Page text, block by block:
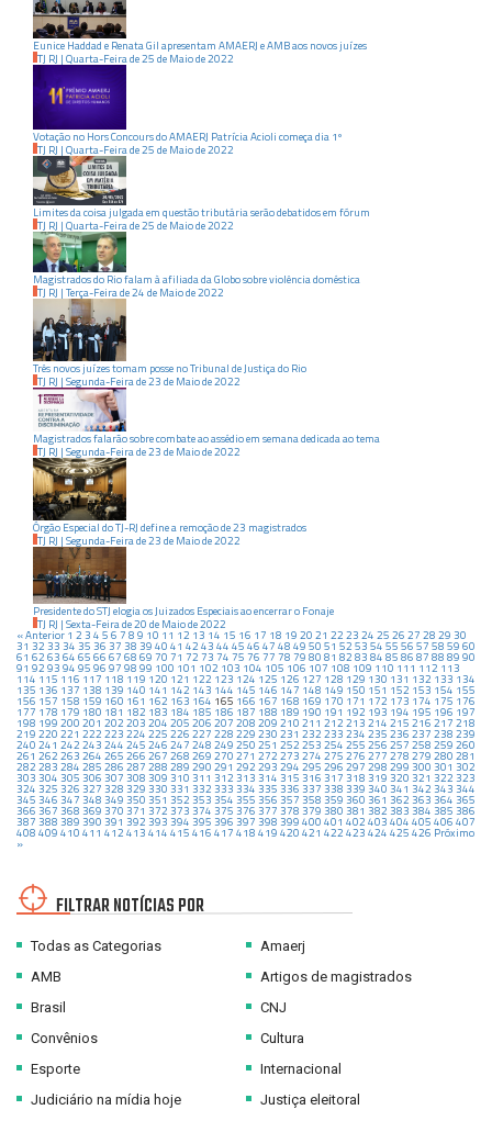
Eunice Haddad e Renata Gil apresentam AMAERJ e AMB aos novos juízes
TJ RJ | Quarta-Feirade25 de Maiode2022
Votação no Hors Concours do AMAERJ Patrícia Acioli começa dia 1º
TJ RJ | Quarta-Feirade25 de Maiode2022
Limites da coisa julgada em questão tributária serão debatidos em fórum
TJ RJ | Quarta-Feirade25 de Maiode2022
Magistrados do Rio falam à afiliada da Globo sobre violência doméstica
TJ RJ | Terça-Feirade24 de Maiode2022
Três novos juízes tomam posse no Tribunal de Justiça do Rio
TJ RJ | Segunda-Feirade23 de Maiode2022
Magistrados falarão sobre combate ao assédio em semana dedicada ao tema
TJ RJ | Segunda-Feirade23 de Maiode2022
Órgão Especial do TJ-RJ define a remoção de 23 magistrados
TJ RJ | Segunda-Feirade23 de Maiode2022
Presidente do STJ elogia os Juizados Especiais ao encerrar o Fonaje
TJ RJ | Sexta-Feirade20 de Maiode2022
« Anterior 1 2 3 4 5 6 7 8 9 10 11 12 13 14 15 16 17 18 19 20 21 22 23 24 25 26 27 28 29 30
31 32 33 34 35 36 37 38 39 40 41 42 43 44 45 46 47 48 49 50 51 52 53 54 55 56 57 58 59 60
61 62 63 64 65 66 67 68 69 70 71 72 73 74 75 76 77 78 79 80 81 82 83 84 85 86 87 88 89 90
91 92 93 94 95 96 97 98 99 100 101 102 103 104 105 106 107 108 109 110 111 112 113
114 115 116 117 118 119 120 121 122 123 124 125 126 127 128 129 130 131 132 133 134
135 136 137 138 139 140 141 142 143 144 145 146 147 148 149 150 151 152 153 154 155
156 157 158 159 160 161 162 163 164 165 166 167 168 169 170 171 172 173 174 175 176
177 178 179 180 181 182 183 184 185 186 187 188 189 190 191 192 193 194 195 196 197
198 199 200 201 202 203 204 205 206 207 208 209 210 211 212 213 214 215 216 217 218
219 220 221 222 223 224 225 226 227 228 229 230 231 232 233 234 235 236 237 238 239
240 241 242 243 244 245 246 247 248 249 250 251 252 253 254 255 256 257 258 259 260
261 262 263 264 265 266 267 268 269 270 271 272 273 274 275 276 277 278 279 280 281
282 283 284 285 286 287 288 289 290 291 292 293 294 295 296 297 298 299 300 301 302
303 304 305 306 307 308 309 310 311 312 313 314 315 316 317 318 319 320 321 322 323
324 325 326 327 328 329 330 331 332 333 334 335 336 337 338 339 340 341 342 343 344
345 346 347 348 349 350 351 352 353 354 355 356 357 358 359 360 361 362 363 364 365
366 367 368 369 370 371 372 373 374 375 376 377 378 379 380 381 382 383 384 385 386
387 388 389 390 391 392 393 394 395 396 397 398 399 400 401 402 403 404 405 406 407
408 409 410 411 412 413 414 415 416 417 418 419 420 421 422 423 424 425 426 Próximo
»
FILTRAR NOTÍCIAS POR
Todas as Categorias
AMB
Brasil
Convênios
Esporte
Judiciário na mídia hoje
Amaerj
Artigos de magistrados
CNJ
Cultura
Internacional
Justiça eleitoral